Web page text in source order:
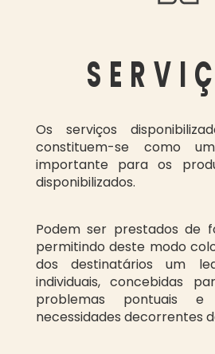
Os serviços
constituem-se como
importante para os
disponibilizados.
Podem ser prestados de
permitindo deste modo
dos destinatários um
individuais, concebidas
problemas pontuais e
necessidades decorrentes